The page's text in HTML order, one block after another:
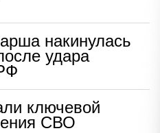
накинулась
удара
ключевой
СВО